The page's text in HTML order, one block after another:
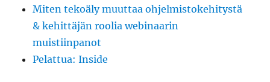
Miten tekoäly muuttaa ohjelmistokehitystä
& kehittäjän roolia webinaarin
muistiinpanot
Pelattua: Inside